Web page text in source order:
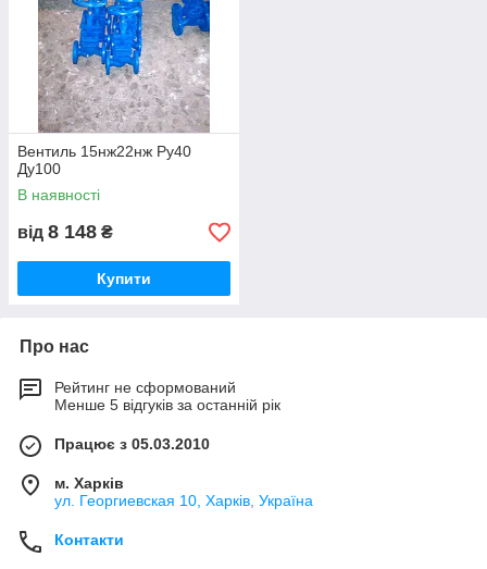
Вентиль 15нж22нж Ру40
Ду100
В наявності
від 8 148 ₴
Купити
Про нас
Рейтинг не сформований
Менше 5 відгуків за останній рік
Працює з 05.03.2010
м. Харків
ул. Георгиевская 10, Харків, Україна
Контакти